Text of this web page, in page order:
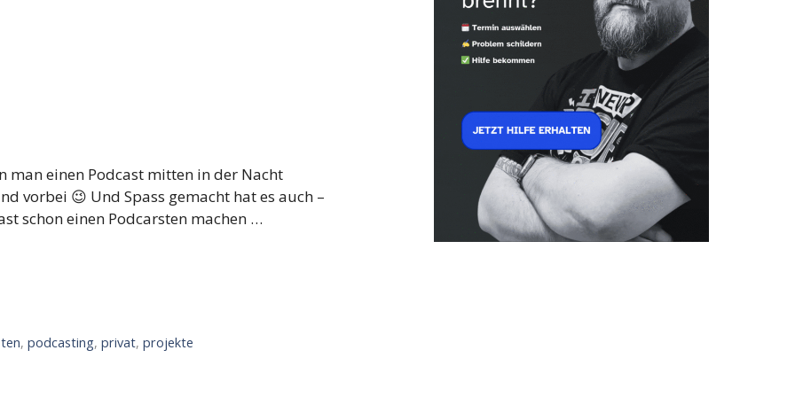
man einen Podcast mitten in der Nacht
vorbei 😉 Und Spass gemacht hat es auch –
schon einen Podcarsten machen …
,podcasting,privat,projekte